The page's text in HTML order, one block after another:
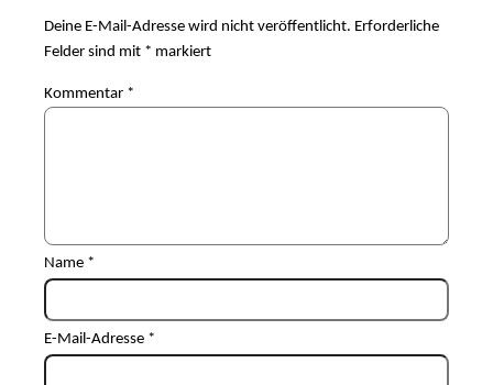
Deine E-Mail-Adresse wird nicht veröffentlicht. Erforderliche
Felder sind mit * markiert
Kommentar *
Name *
E-Mail-Adresse *